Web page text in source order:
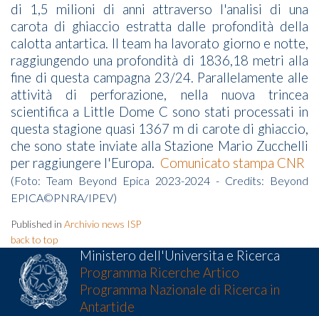
di 1,5 milioni di anni attraverso l'analisi di una
carota di ghiaccio estratta dalle profondità della
calotta antartica. Il team ha lavorato giorno e notte,
raggiungendo una profondità di 1836,18 metri alla
fine di questa campagna 23/24. Parallelamente alle
attività di perforazione, nella nuova trincea
scientifica a Little Dome C sono stati processati in
questa stagione quasi 1367 m di carote di ghiaccio,
che sono state inviate alla Stazione Mario Zucchelli
per raggiungere l'Europa. Comunicato stampa CNR
(Foto: Team Beyond Epica 2023-2024 - Credits: Beyond
EPICA©PNRA/IPEV)
Published in Archivio news ISP
back to top
Ministero dell'Universita e Ricerca
Programma Ricerche Artico
Programma Nazionale di Ricerca in
Antartide